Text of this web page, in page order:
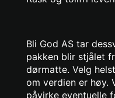
Bli God AS tar
pakken blir stjålet
dørmatte. Velg
om verdien er høy.
påvirke eventuelle